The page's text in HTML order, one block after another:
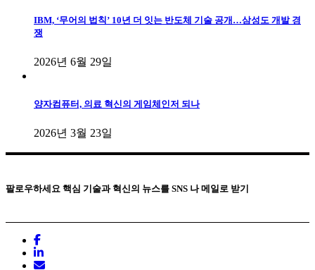
IBM, ‘무어의 법칙’ 10년 더 잇는 반도체 기술 공개…삼성도 개발 경
쟁
2026년 6월 29일
양자컴퓨터, 의료 혁신의 게임체인저 되나
2026년 3월 23일
팔로우하세요 핵심 기술과 혁신의 뉴스를 SNS 나 메일로 받기